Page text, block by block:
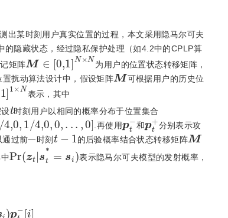
出某时刻用户真实位置的过程，本文采用隐马尔可夫
隐藏状态，经过隐私保护处理（如4.2中的CPLP算
矩阵
Μ ∈ 0,1]N×N
为用户的位置状态转移矩阵，
扰动算法设计中，假设矩阵
Μ
可根据用户的历史位
]1 ×N
表示，其中
t
时刻用户以相同的概率分布于位置集合
1/4,0,0,...,0]
.再使用
pt-
和
pt+
分别表示攻
过前一时刻
t 1
的后验概率结合状态转移矩阵
Μ
P (z |s t*
表示隐马尔可夫模型的发射概率，